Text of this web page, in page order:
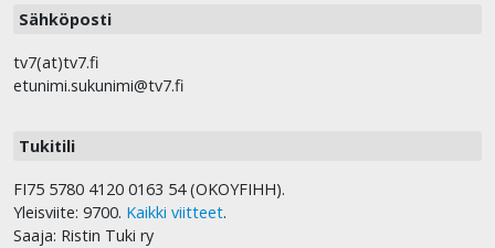
Sähköposti
tv7(at)tv7.fi
etunimi.sukunimi@tv7.fi
Tukitili
FI75 5780 4120 0163 54 (OKOYFIHH).
Yleisviite: 9700. Kaikki viitteet.
Saaja: Ristin Tuki ry